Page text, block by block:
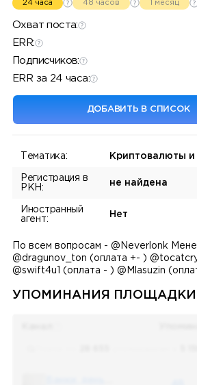
24 часа 48 часов 1 месяц
Охват поста:
ERR:
Подписчиков:
ERR за 24 часа:
ДОБАВИТЬ В СПИСОК
Тематика: Криптовалюты и
Регистрация в
РКН:
не найдена
Иностранный
агент:
Нет
По всем вопросам - @Neverlonk
@dragunov_ton (оплата +- )
@swift4u1 (оплата - ) @Mlasuzin
УПОМИНАНИЯ